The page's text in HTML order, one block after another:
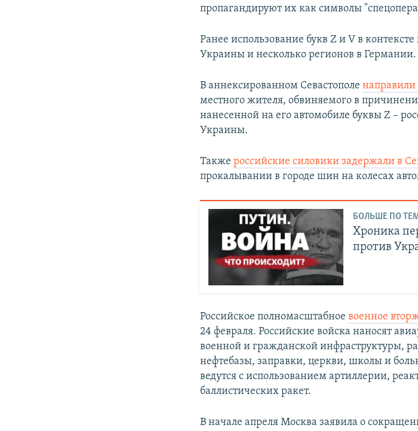
пропагандируют их как символы
Ранее использование букв Z и V в
Украины и несколько регионов в Германии.
В аннексированном Севастополенаправили
местного жителя, обвиняемого в
нанесенной на его автомобиле буквы Z –
Украины.
Такжероссийские силовики задержали в
прокалывании в городе шин на колесах
БОЛЬШЕ ПО
Хроника
против
Российское полномасштабноевоенное
24 февраля. Российские войска наносят
военной и гражданской инфраструктуры,
нефтебазы, заправки, церкви, школы и
ведутся с использованием артиллерии,
баллистических ракет.
В начале апреля Москва заявила о